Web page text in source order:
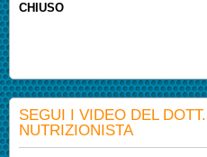
CHIUSO
SEGUI I VIDEO DEL
NUTRIZIONISTA